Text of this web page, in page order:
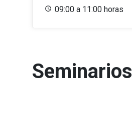
09:00 a 11:00 horas
Seminarios